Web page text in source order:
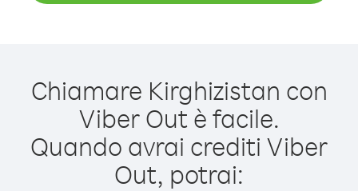
Chiamare Kirghizistan con
Viber Out è facile.
Quando avrai crediti Viber
Out, potrai: